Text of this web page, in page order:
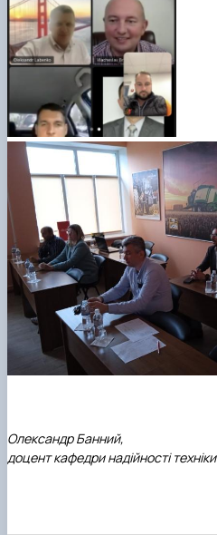
Олександр Банний,
доцент кафедри надійності техніки